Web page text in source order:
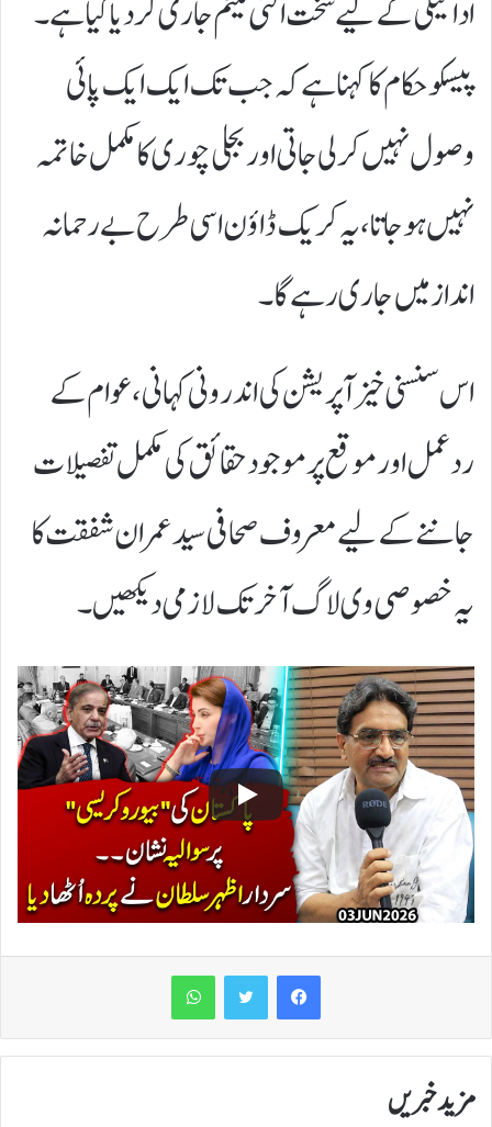
ادائیگی کے لیے سخت الٹی میٹم جاری کر دیا گیا ہے۔
پیسکو حکام کا کہنا ہے کہ جب تک ایک ایک پائی
وصول نہیں کر لی جاتی اور بجلی چوری کا مکمل خاتمہ
نہیں ہو جاتا، یہ کریک ڈاؤن اسی طرح بے رحمانہ
انداز میں جاری رہے گا۔
​اس سنسنی خیز آپریشن کی اندرونی کہانی، عوام کے
ردعمل اور موقع پر موجود حقائق کی مکمل تفصیلات
جاننے کے لیے معروف صحافی سید عمران شفقت کا
یہ خصوصی وی لاگ آخر تک لازمی دیکھیں۔
WhatsApp
مزید خبریں